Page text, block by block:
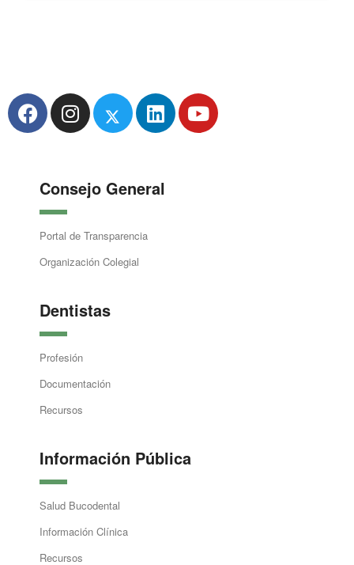
Consejo General
Portal de Transparencia
Organización Colegial
Dentistas
Profesión
Documentación
Recursos
Información Pública
Salud Bucodental
Información Clínica
Recursos